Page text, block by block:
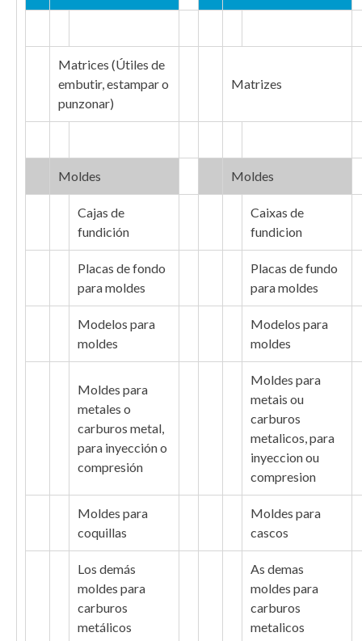
Matrices (Útiles de
embutir, estampar o
punzonar)
Matrizes
Moldes Moldes
Cajas de
fundición
Caixas de
fundicion
Placas de fondo
para moldes
Placas de fundo
para moldes
Modelos para
moldes
Modelos para
moldes
Moldes para
metales o
carburos metal,
para inyección o
compresión
Moldes para
metais ou
carburos
metalicos, para
inyeccion ou
compresion
Moldes para
coquillas
Moldes para
cascos
Los demás
moldes para
carburos
metálicos
As demas
moldes para
carburos
metalicos